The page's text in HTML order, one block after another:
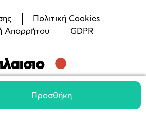
Προσθήκη
Πολιτική Cookies
Απορρήτου
GDPR